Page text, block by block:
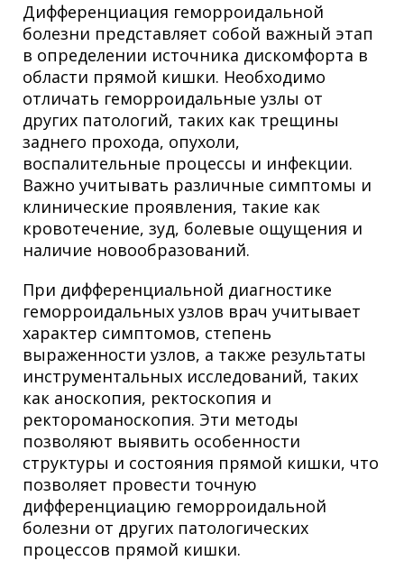
Дифференциация геморроидальной
болезни представляет собой важный этап
в определении источника дискомфорта в
области прямой кишки. Необходимо
отличать геморроидальные узлы от
других патологий, таких как трещины
заднего прохода, опухоли,
воспалительные процессы и инфекции.
Важно учитывать различные симптомы и
клинические проявления, такие как
кровотечение, зуд, болевые ощущения и
наличие новообразований.
При дифференциальной диагностике
геморроидальных узлов врач учитывает
характер симптомов, степень
выраженности узлов, а также результаты
инструментальных исследований, таких
как аноскопия, ректоскопия и
ректороманоскопия. Эти методы
позволяют выявить особенности
структуры и состояния прямой кишки, что
позволяет провести точную
дифференциацию геморроидальной
болезни от других патологических
процессов прямой кишки.